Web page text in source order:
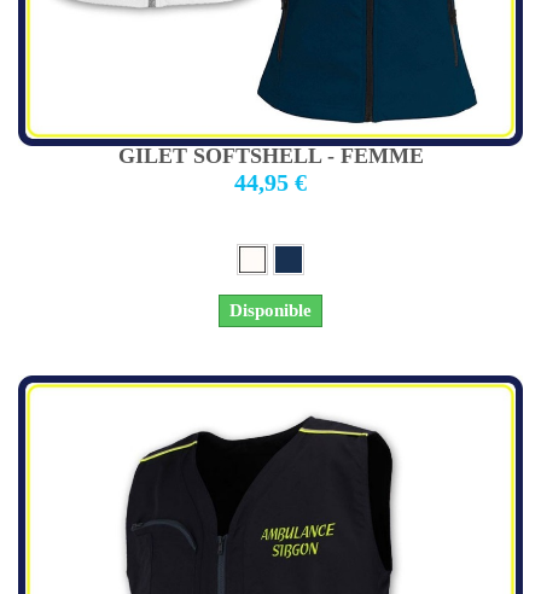
GILET SOFTSHELL - FEMME
44,95 €
Disponible